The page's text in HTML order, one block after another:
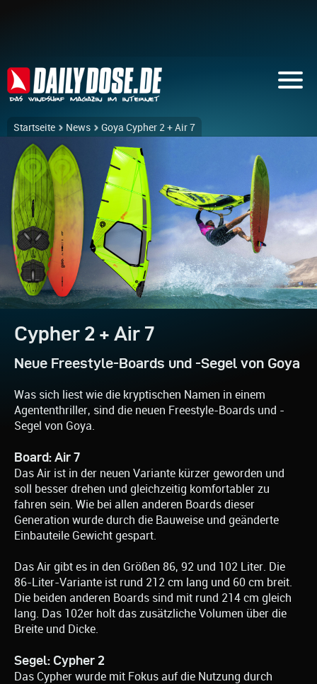
Startseite News Goya Cypher 2 + Air 7
Cypher 2 + Air 7
Neue Freestyle-Boards und -Segel von Goya
Was sich liest wie die kryptischen Namen in einem
Agententhriller, sind die neuen Freestyle-Boards und -
Segel von Goya.
Board: Air 7
Das Air ist in der neuen Variante kürzer geworden und
soll besser drehen und gleichzeitig komfortabler zu
fahren sein. Wie bei allen anderen Boards dieser
Generation wurde durch die Bauweise und geänderte
Einbauteile Gewicht gespart.
Das Air gibt es in den Größen 86, 92 und 102 Liter. Die
86-Liter-Variante ist rund 212 cm lang und 60 cm breit.
Die beiden anderen Boards sind mit rund 214 cm gleich
lang. Das 102er holt das zusätzliche Volumen über die
Breite und Dicke.
Segel: Cypher 2
Das Cypher wurde mit Fokus auf die Nutzung durch